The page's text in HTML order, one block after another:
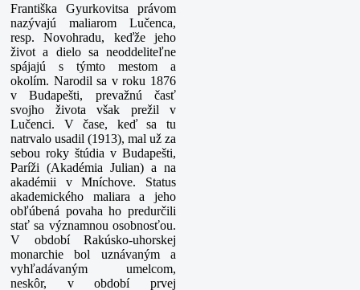
Františka Gyurkovitsa právom
nazývajú maliarom Lučenca,
resp. Novohradu, keďže jeho
život a dielo sa neoddeliteľne
spájajú s týmto mestom a
okolím. Narodil sa v roku 1876
v Budapešti, prevažnú časť
svojho života však prežil v
Lučenci. V čase, keď sa tu
natrvalo usadil (1913), mal už za
sebou roky štúdia v Budapešti,
Paríži (Akadémia Julian) a na
akadémii v Mníchove. Status
akademického maliara a jeho
obľúbená povaha ho predurčili
stať sa významnou osobnosťou.
V období Rakúsko-uhorskej
monarchie bol uznávaným a
vyhľadávaným umelcom,
neskôr, v období prvej